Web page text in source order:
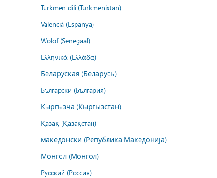
Türkmen dili (Türkmenistan)
Valencià (Espanya)
Wolof (Senegaal)
Ελληνικά (Ελλάδα)
Беларуская (Беларусь)
Български (България)
Кыргызча (Кыргызстан)
Қазақ (Қазақстан)
македонски (Република Македонија)
Монгол (Монгол)
Русский (Россия)